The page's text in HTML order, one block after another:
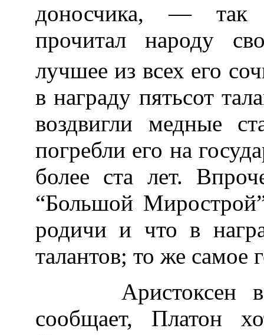
доносчика, —
прочитал народу
лучшее из всех его
в награду пятьсот
воздвигли медные
погребли его на
более ста лет.
“Большой
родичи и что в
талантов; то же самое
Аристоксен в
сообщает, Платон